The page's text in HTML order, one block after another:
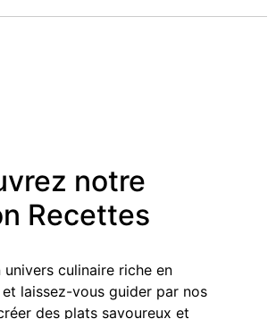
notre
Recettes
univers culinaire riche en
laissez-vous guider par nos
des plats savoureux et